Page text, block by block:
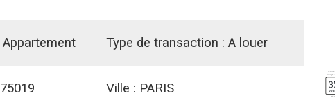
Appartement Type de transaction : A louer
75019 Ville : PARIS